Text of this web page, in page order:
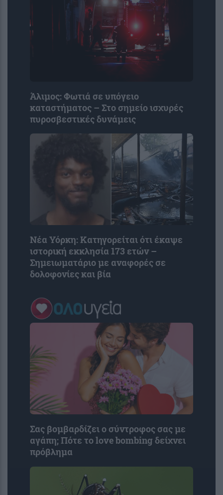
Άλιμος: Φωτιά σε υπόγειο
καταστήματος – Στο σημείο ισχυρές
πυροσβεστικές δυνάμεις
Νέα Υόρκη: Κατηγορείται ότι έκαψε
ιστορική εκκλησία 173 ετών –
Σημειωματάριο με αναφορές σε
δολοφονίες και βία
Σας βομβαρδίζει ο σύντροφος σας με
αγάπη; Πότε το love bombing δείχνει
πρόβλημα